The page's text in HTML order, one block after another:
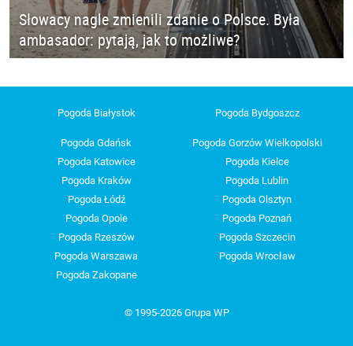
Słowacy nagle zmienili zdanie o Polsce. Była
ambasador: pytają, jak to możliwe?
Pogoda Białystok Pogoda Bydgoszcz
Pogoda Gdańsk
Pogoda Gorzów Wielkopolski
Pogoda Katowice
Pogoda Kielce
Pogoda Kraków
Pogoda Lublin
Pogoda Łódź
Pogoda Olsztyn
Pogoda Opole
Pogoda Poznań
Pogoda Rzeszów
Pogoda Szczecin
Pogoda Warszawa
Pogoda Wrocław
Pogoda Zakopane
© 1995-2026 Grupa WP